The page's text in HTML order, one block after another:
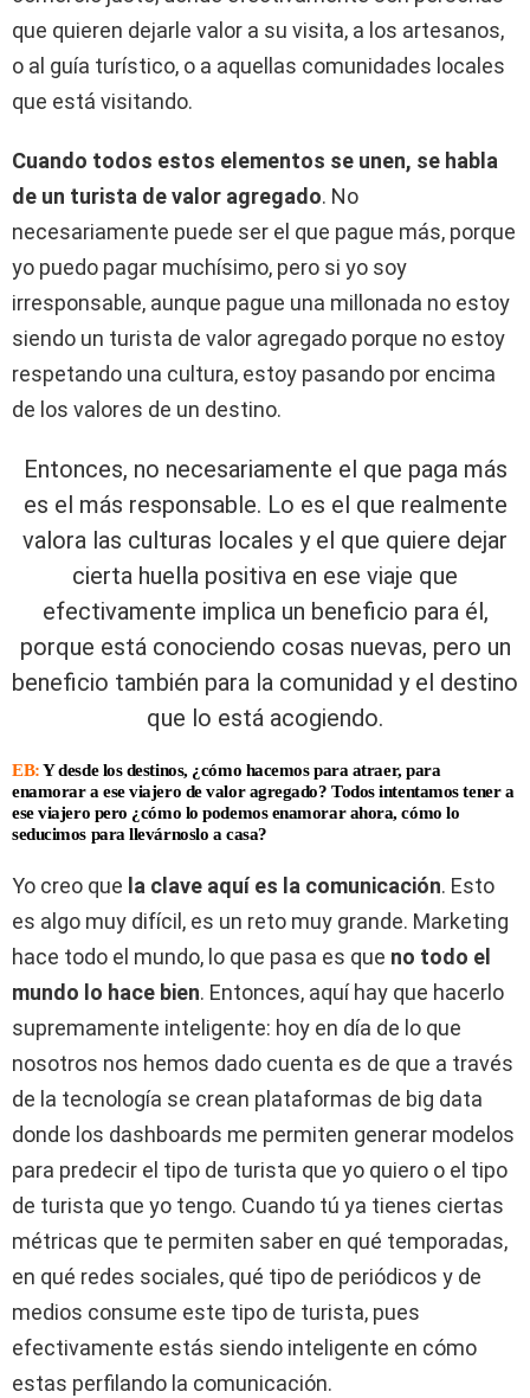
que quieren dejarle valor a su visita, a los artesanos,
o al guía turístico, o a aquellas comunidades locales
que está visitando.
Cuando todos estos elementos se unen, se habla
de un turista de valor agregado. No
necesariamente puede ser el que pague más, porque
yo puedo pagar muchísimo, pero si yo soy
irresponsable, aunque pague una millonada no estoy
siendo un turista de valor agregado porque no estoy
respetando una cultura, estoy pasando por encima
de los valores de un destino.
Entonces, no necesariamente el que paga más
es el más responsable. Lo es el que realmente
valora las culturas locales y el que quiere dejar
cierta huella positiva en ese viaje que
efectivamente implica un beneficio para él,
porque está conociendo cosas nuevas, pero un
beneficio también para la comunidad y el destino
que lo está acogiendo.
EB: Y desde los destinos, ¿cómo hacemos para atraer, para
enamorar a ese viajero de valor agregado? Todos intentamos tener a
ese viajero pero ¿cómo lo podemos enamorar ahora, cómo lo
seducimos para llevárnoslo a casa?
Yo creo que la clave aquí es la comunicación. Esto
es algo muy difícil, es un reto muy grande. Marketing
hace todo el mundo, lo que pasa es que no todo el
mundo lo hace bien. Entonces, aquí hay que hacerlo
supremamente inteligente: hoy en día de lo que
nosotros nos hemos dado cuenta es de que a través
de la tecnología se crean plataformas de big data
donde los dashboards me permiten generar modelos
para predecir el tipo de turista que yo quiero o el tipo
de turista que yo tengo. Cuando tú ya tienes ciertas
métricas que te permiten saber en qué temporadas,
en qué redes sociales, qué tipo de periódicos y de
medios consume este tipo de turista, pues
efectivamente estás siendo inteligente en cómo
estas perfilando la comunicación.